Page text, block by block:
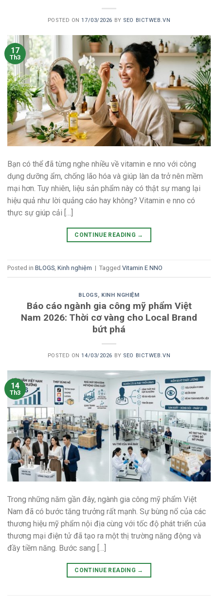
POSTED ON17/03/2026 BY SEO BICTWEB.VN
17
Th3
Bạn có thể đã từng nghe nhiều về vitamin e nno với công
dụng dưỡng ẩm, chống lão hóa và giúp làn da trở nên mềm
mại hơn. Tuy nhiên, liệu sản phẩm này có thật sự mang lại
hiệu quả như lời quảng cáo hay không? Vitamin e nno có
thực sự giúp cải […]
CONTINUE READING →
Posted in BLOGS, Kinh nghiệm | Tagged Vitamin E NNO
BLOGS, KINH NGHIỆM
Báo cáo ngành gia công mỹ phẩm Việt
Nam 2026: Thời cơ vàng cho Local Brand
bứt phá
POSTED ON14/03/2026 BY SEO BICTWEB.VN
14
Th3
Trong những năm gần đây, ngành gia công mỹ phẩm Việt
Nam đã có bước tăng trưởng rất mạnh. Sự bùng nổ của các
thương hiệu mỹ phẩm nội địa cùng với tốc độ phát triển của
thương mại điện tử đã tạo ra một thị trường năng động và
đầy tiềm năng. Bước sang […]
CONTINUE READING →